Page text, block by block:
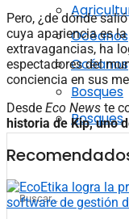
Océanos
Bosques
Océanos
Bosques
Pero, ¿de dónde
cuya apariencia es
extravagancias, ha
espectadores del
conciencia en sus
Desde Eco News te
historia de Kip, uno